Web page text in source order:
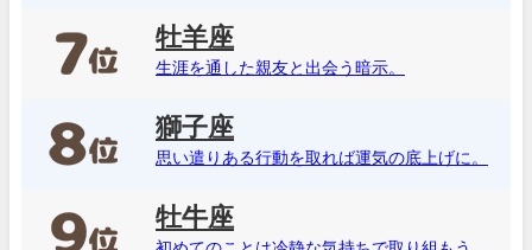
牡羊座
生涯を通した親友と出会う暗示。
獅子座
思い遣りある行動を取れば運気の底上げに。
牡牛座